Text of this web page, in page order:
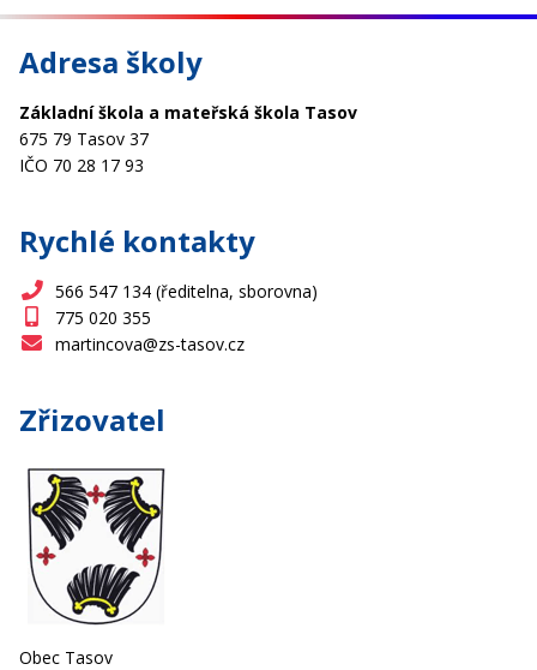
Adresa školy
Základní škola a mateřská škola Tasov
675 79 Tasov 37
IČO 70 28 17 93
Rychlé kontakty
566 547 134 (ředitelna, sborovna)
775 020 355
martincova@zs-tasov.cz
Zřizovatel
Obec Tasov